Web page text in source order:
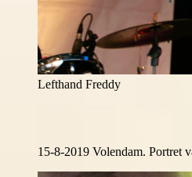
Lefthand Freddy
15-8-2019 Volendam. Portret